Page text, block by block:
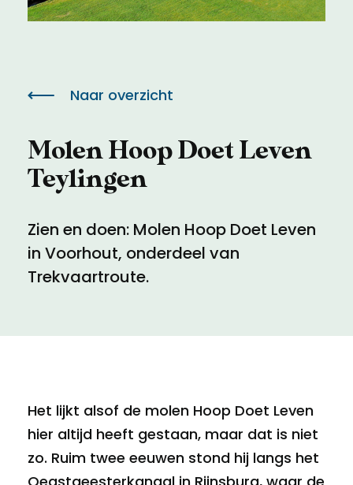
Molen Hoop Doet Leven
Teylingen
Zien en doen: Molen Hoop Doet Leven
in Voorhout, onderdeel van
Trekvaartroute.
Naar overzicht
Het lijkt alsof de molen Hoop Doet Leven
hier altijd heeft gestaan, maar dat is niet
zo. Ruim twee eeuwen stond hij langs het